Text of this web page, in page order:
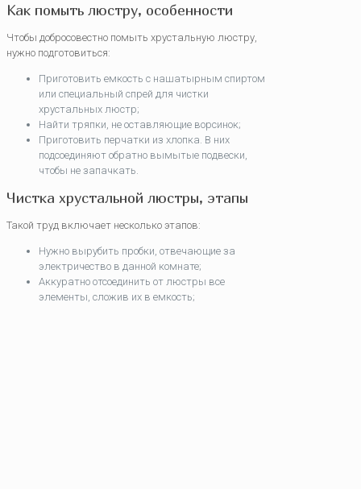
Как помыть люстру, особенности
Чтобы добросовестно помыть хрустальную люстру,
нужно подготовиться:
Приготовить емкость с нашатырным спиртом
или специальный спрей для чистки
хрустальных люстр;
Найти тряпки, не оставляющие ворсинок;
Приготовить перчатки из хлопка. В них
подсоединяют обратно вымытые подвески,
чтобы не запачкать.
Чистка хрустальной люстры, этапы
Такой труд включает несколько этапов:
Нужно вырубить пробки, отвечающие за
электричество в данной комнате;
Аккуратно отсоединить от люстры все
элементы, сложив их в емкость;